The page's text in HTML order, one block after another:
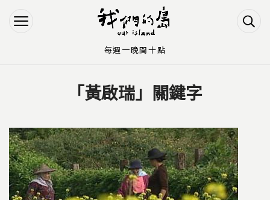
Jump to Navigation
Jump to Main content
「黃啟瑞」關鍵字
每週一晚間十點